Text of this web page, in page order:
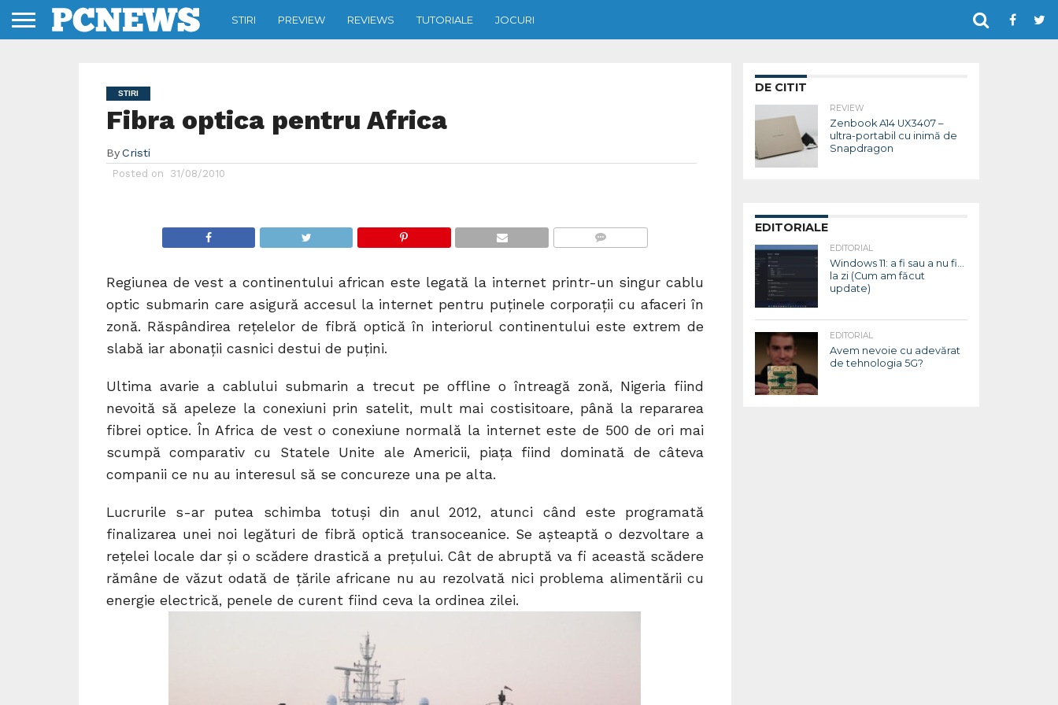
STIRI PREVIEW REVIEWS TUTORIALE JOCURI
STIRI
Fibra optica pentru Africa
By Cristi
Posted on 31/08/2010
Regiunea de vest a continentului african este legată la internet printr-un singur cablu
optic submarin care asigură accesul la internet pentru puținele corporații cu afaceri în
zonă. Răspândirea rețelelor de fibră optică în interiorul continentului este extrem de
slabă iar abonații casnici destui de puțini.
Ultima avarie a cablului submarin a trecut pe offline o întreagă zonă, Nigeria fiind
nevoită să apeleze la conexiuni prin satelit, mult mai costisitoare, până la repararea
fibrei optice. În Africa de vest o conexiune normală la internet este de 500 de ori mai
scumpă comparativ cu Statele Unite ale Americii, piața fiind dominată de câteva
companii ce nu au interesul să se concureze una pe alta.
Lucrurile s-ar putea schimba totuși din anul 2012, atunci când este programată
finalizarea unei noi legături de fibră optică transoceanice. Se așteaptă o dezvoltare a
rețelei locale dar și o scădere drastică a prețului. Cât de abruptă va fi această scădere
rămâne de văzut odată de țările africane nu au rezolvată nici problema alimentării cu
energie electrică, penele de curent fiind ceva la ordinea zilei.
DE CITIT
REVIEW
Zenbook A14 UX3407 –
ultra-portabil cu inimă de
Snapdragon
EDITORIALE
EDITORIAL
Windows 11: a fi sau a nu fi…
la zi (Cum am făcut
update)
EDITORIAL
Avem nevoie cu adevărat
de tehnologia 5G?